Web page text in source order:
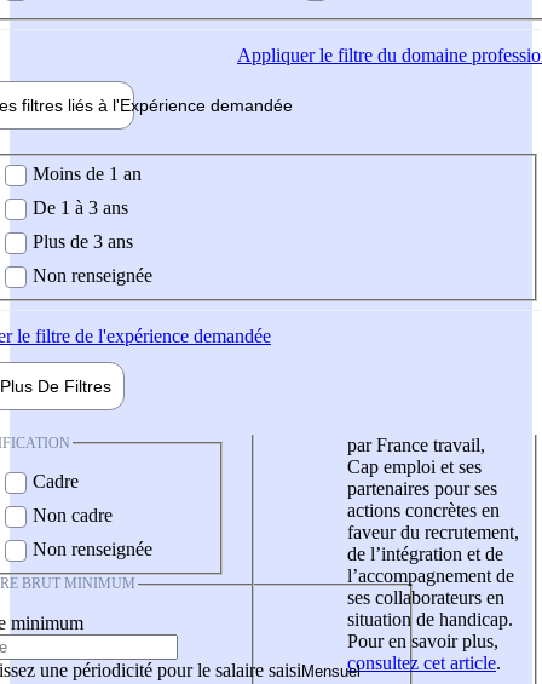
Appliquerle filtre du domaine
filtres liés à l'Expérience demandée
demandée
Moins de 1 an
De 1 à 3 ans
Plus de 3 ans
Non renseignée
le filtre de l'expérience demandée
Plus De Filtres
Cadre
Non cadre
Non renseignée
BRUT MINIMUM
minimum
une périodicité pour le salaire saisi
par France travail,
Cap emploi et ses
partenaires pour ses
actions concrètes en
faveur du recrutement,
de l’intégration et de
l’accompagnement de
ses collaborateurs en
situation de handicap.
Pour en savoir plus,
consultez cet article.